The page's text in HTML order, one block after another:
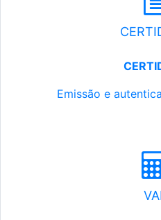
Emissão e